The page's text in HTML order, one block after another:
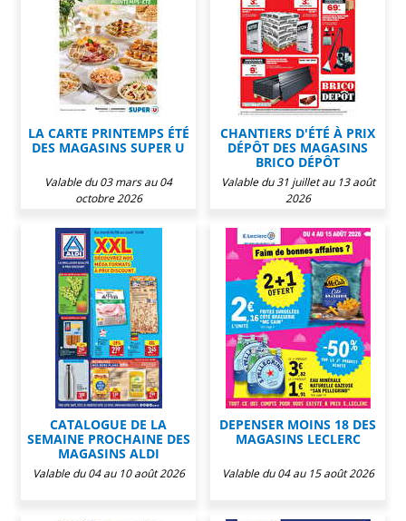
LA CARTE PRINTEMPS ÉTÉ
DES MAGASINS SUPER U
Valable du 03 mars au 04
octobre 2026
CHANTIERS D'ÉTÉ À PRIX
DÉPÔT DES MAGASINS
BRICO DÉPÔT
Valable du 31 juillet au 13 août
2026
CATALOGUE DE LA
SEMAINE PROCHAINE DES
MAGASINS ALDI
Valable du 04 au 10 août 2026
DEPENSER MOINS 18 DES
MAGASINS LECLERC
Valable du 04 au 15 août 2026